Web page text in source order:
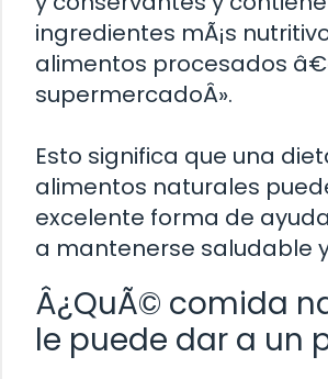
ingredientes mÃ¡s
alimentos procesados
supermercadoÂ».
Esto significa que una
alimentos naturales
excelente forma de
a mantenerse saludable
Â¿QuÃ© comida
le puede dar a un